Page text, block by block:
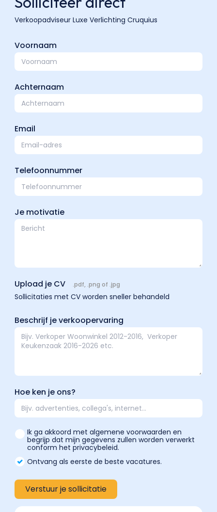
Voornaam
Achternaam
Email
Telefoonnummer
Je motivatie
Upload je CV .pdf, .png of .jpg
Sollicitaties met CV worden sneller behandeld
Beschrijf je verkoopervaring
Hoe ken je ons?
Ik ga akkoord met algemene voorwaarden en
begrijp dat mijn gegevens zullen worden verwerkt
conform het privacybeleid.
Ontvang als eerste de beste vacatures.